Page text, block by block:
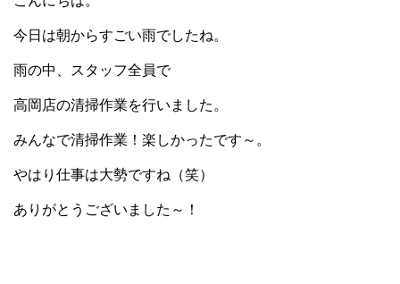
今日は朝からすごい雨でしたね。
雨の中、スタッフ全員で
高岡店の清掃作業を行いました。
みんなで清掃作業！楽しかったです～。
やはり仕事は大勢ですね（笑）
ありがとうございました～！